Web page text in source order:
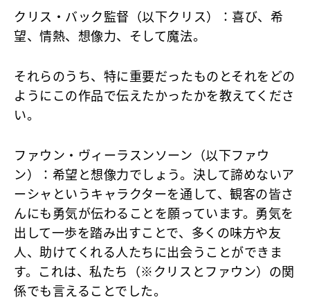
クリス・バック監督（以下クリス）
：喜び、希
望、情熱、想像力、そして魔法。
それらのうち、特に重要だったものとそれをどの
ようにこの作品で伝えたかったかを教えてくださ
い。
ファウン・ヴィーラスンソーン（以下ファウ
ン）
：希望と想像力でしょう。決して諦めないア
ーシャというキャラクターを通して、観客の皆さ
んにも勇気が伝わることを願っています。勇気を
出して一歩を踏み出すことで、多くの味方や友
人、助けてくれる人たちに出会うことができま
す。これは、私たち（※クリスとファウン）の関
係でも言えることでした。